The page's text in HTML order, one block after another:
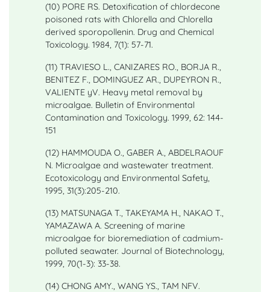
(10) PORE RS. Detoxification of chlordecone
poisoned rats with Chlorella and Chlorella
derived sporopollenin. Drug and Chemical
Toxicology. 1984, 7(1): 57-71.
(11) TRAVIESO L., CANIZARES RO., BORJA R.,
BENITEZ F., DOMINGUEZ AR., DUPEYRON R.,
VALIENTE yV. Heavy metal removal by
microalgae. Bulletin of Environmental
Contamination and Toxicology. 1999, 62: 144-
151
(12) HAMMOUDA O., GABER A., ABDELRAOUF
N. Microalgae and wastewater treatment.
Ecotoxicology and Environmental Safety,
1995, 31(3):205-210.
(13) MATSUNAGA T., TAKEYAMA H., NAKAO T.,
YAMAZAWA A. Screening of marine
microalgae for bioremediation of cadmium-
polluted seawater. Journal of Biotechnology,
1999, 70(1-3): 33-38.
(14) CHONG AMY., WANG YS., TAM NFV.